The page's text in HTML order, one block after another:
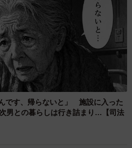
です、帰らないと」 施設に入った
男との暮らしは行き詰まり…【司法